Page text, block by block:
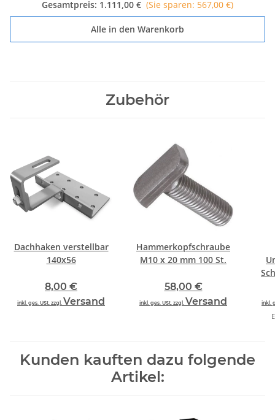
Gesamtpreis: 1.111,00 € (Sie sparen: 567,00 €)
Alle in den Warenkorb
Zubehör
Dachhaken verstellbar
140x56
8,00 €
inkl. ges. USt. zzgl. Versand
Hammerkopfschraube
M10 x 20 mm 100 St.
58,00 €
inkl. ges. USt. zzgl. Versand inkl.
Kunden kauften dazu folgende
Artikel: